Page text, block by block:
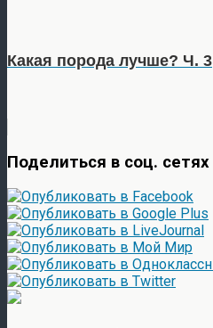
Какая порода лучше? Ч. 3
Поделиться в соц. сетях